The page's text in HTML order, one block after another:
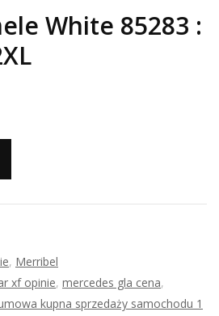
White 85283 :
, Merribel
xf opinie, mercedes gla cena,
kupna sprzedaży samochodu 1